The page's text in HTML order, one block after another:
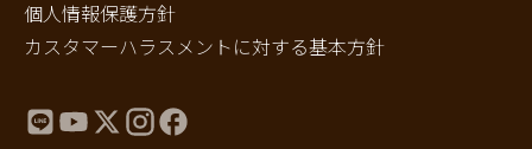
個人情報保護方針
カスタマーハラスメントに対する基本方針